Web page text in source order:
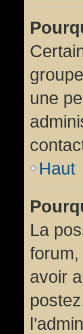
une
Haut
La
forum,
avoir